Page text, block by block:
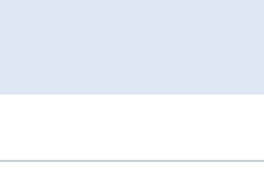
Link, öffnet neues